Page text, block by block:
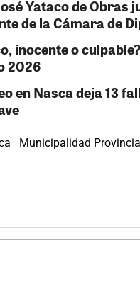
Yataco de Obras
de la Cámara de
inocente o
2026
en Nasca deja 13
Municipalidad